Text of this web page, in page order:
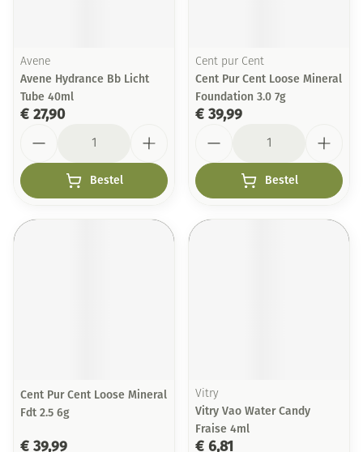
Avene
Avene Hydrance Bb Licht
Tube 40ml
€ 27,90
Bestel
Cent pur Cent
Cent Pur Cent Loose Mineral
Foundation 3.0 7g
€ 39,99
Bestel
Cent Pur Cent Loose Mineral
Fdt 2.5 6g
€ 39,99
Vitry
Vitry Vao Water Candy
Fraise 4ml
€ 6,81